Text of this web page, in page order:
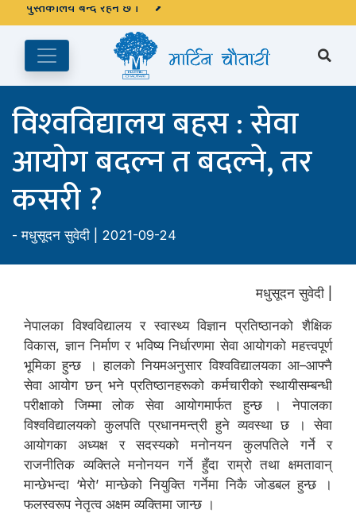
अङ्ग्रेजी महिनाको प्रत्येक दोस्रो र चौथो शुक्रबार मार्टिन चौतारी र यसको
पुस्तकालय बन्द रहने छ ।
विश्‍वविद्यालय बहस : सेवा
आयोग बदल्न त बदल्ने, तर
कसरी ?
-मधुसूदन सुवेदी | 2021-09-24
मधुसूदन सुवेदी |
नेपालका विश्वविद्यालय र स्वास्थ्य विज्ञान प्रतिष्ठानको शैक्षिक
विकास, ज्ञान निर्माण र भविष्य निर्धारणमा सेवा आयोगको महत्त्वपूर्ण
भूमिका हुन्छ । हालको नियमअनुसार विश्वविद्यालयका आ–आफ्नै
सेवा आयोग छन् भने प्रतिष्ठानहरूको कर्मचारीको स्थायीसम्बन्धी
परीक्षाको जिम्मा लोक सेवा आयोगमार्फत हुन्छ । नेपालका
विश्वविद्यालयको कुलपति प्रधानमन्त्री हुने व्यवस्था छ । सेवा
आयोगका अध्यक्ष र सदस्यको मनोनयन कुलपतिले गर्ने र
राजनीतिक व्यक्तिले मनोनयन गर्ने हुँदा राम्रो तथा क्षमतावान्
मान्छेभन्दा ‘मेरो’ मान्छेको नियुक्ति गर्नेमा निकै जोडबल हुन्छ ।
फलस्वरूप नेतृत्व अक्षम व्यक्तिमा जान्छ ।